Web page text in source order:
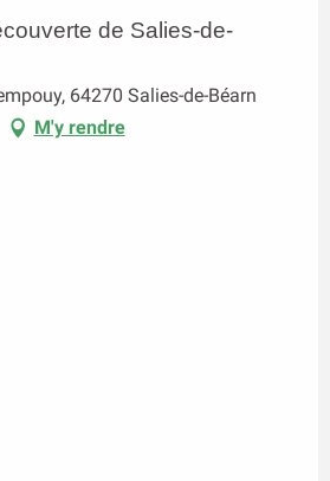
de Salies-de-
64270 Salies-de-Béarn
M'y rendre